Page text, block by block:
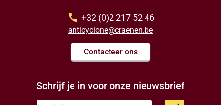
call +32 (0)2 217 52 46
anticyclone@craenen.be
Contacteer ons
Schrijf je in voor onze nieuwsbrief